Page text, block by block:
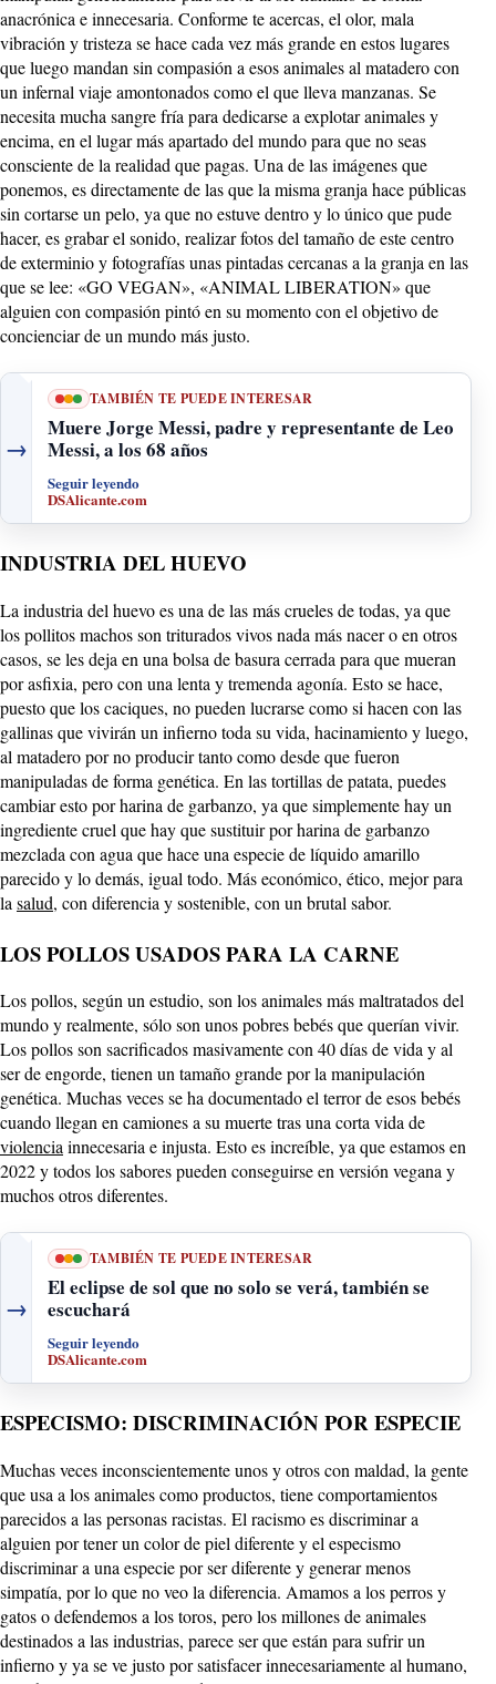
anacrónica e innecesaria. Conforme te acercas, el olor, mala
vibración y tristeza se hace cada vez más grande en estos lugares
que luego mandan sin compasión a esos animales al matadero con
un infernal viaje amontonados como el que lleva manzanas. Se
necesita mucha sangre fría para dedicarse a explotar animales y
encima, en el lugar más apartado del mundo para que no seas
consciente de la realidad que pagas. Una de las imágenes que
ponemos, es directamente de las que la misma granja hace públicas
sin cortarse un pelo, ya que no estuve dentro y lo único que pude
hacer, es grabar el sonido, realizar fotos del tamaño de este centro
de exterminio y fotografías unas pintadas cercanas a la granja en las
que se lee: «GO VEGAN», «ANIMAL LIBERATION» que
alguien con compasión pintó en su momento con el objetivo de
concienciar de un mundo más justo.
→
TAMBIÉN TE PUEDE INTERESAR
Muere Jorge Messi, padre y representante de Leo
Messi, a los 68 años
Seguir leyendo
DSAlicante.com
INDUSTRIA DEL HUEVO
La industria del huevo es una de las más crueles de todas, ya que
los pollitos machos son triturados vivos nada más nacer o en otros
casos, se les deja en una bolsa de basura cerrada para que mueran
por asfixia, pero con una lenta y tremenda agonía. Esto se hace,
puesto que los caciques, no pueden lucrarse como si hacen con las
gallinas que vivirán un infierno toda su vida, hacinamiento y luego,
al matadero por no producir tanto como desde que fueron
manipuladas de forma genética. En las tortillas de patata, puedes
cambiar esto por harina de garbanzo, ya que simplemente hay un
ingrediente cruel que hay que sustituir por harina de garbanzo
mezclada con agua que hace una especie de líquido amarillo
parecido y lo demás, igual todo. Más económico, ético, mejor para
la salud, con diferencia y sostenible, con un brutal sabor.
LOS POLLOS USADOS PARA LA CARNE
Los pollos, según un estudio, son los animales más maltratados del
mundo y realmente, sólo son unos pobres bebés que querían vivir.
Los pollos son sacrificados masivamente con 40 días de vida y al
ser de engorde, tienen un tamaño grande por la manipulación
genética. Muchas veces se ha documentado el terror de esos bebés
cuando llegan en camiones a su muerte tras una corta vida de
violenciainnecesaria e injusta. Esto es increíble, ya que estamos en
2022 y todos los sabores pueden conseguirse en versión vegana y
muchos otros diferentes.
→
TAMBIÉN TE PUEDE INTERESAR
El eclipse de sol que no solo se verá, también se
escuchará
Seguir leyendo
DSAlicante.com
ESPECISMO: DISCRIMINACIÓN POR ESPECIE
Muchas veces inconscientemente unos y otros con maldad, la gente
que usa a los animales como productos, tiene comportamientos
parecidos a las personas racistas. El racismo es discriminar a
alguien por tener un color de piel diferente y el especismo
discriminar a una especie por ser diferente y generar menos
simpatía, por lo que no veo la diferencia. Amamos a los perros y
gatos o defendemos a los toros, pero los millones de animales
destinados a las industrias, parece ser que están para sufrir un
infierno y ya se ve justo por satisfacer innecesariamente al humano,